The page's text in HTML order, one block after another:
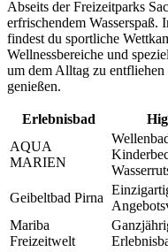
Abseits der Freizeitparks
erfrischendem Wasserspaß.
findest du sportliche
Wellnessbereiche und
um dem Alltag zu entfliehen
genießen.
Erlebnisbad
AQUA
MARIEN
Geibeltbad Pirna
Mariba
Freizeitwelt